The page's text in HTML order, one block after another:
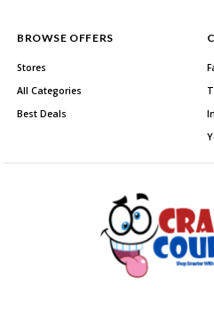
BROWSE OFFERS
Stores
All Categories
Best Deals